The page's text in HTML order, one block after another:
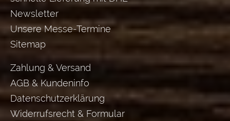
Newsletter
Unsere Messe-Termine
Sitemap
Zahlung & Versand
AGB & Kundeninfo
Datenschutzerklärung
Widerrufsrecht & Formular